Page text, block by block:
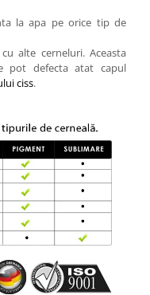
la apa pe orice tip de
alte cerneluri. Aceasta
pot defecta atat capul
ciss.